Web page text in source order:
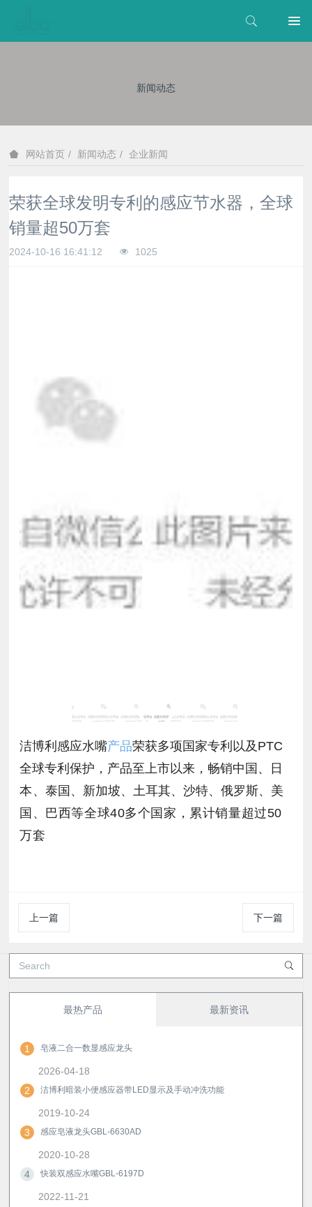
新闻动态
网站首页 新闻动态 企业新闻
荣获全球发明专利的感应节水器，全球
销量超50万套
2024-10-16 16:41:12 1025
洁博利感应水嘴产品荣获多项国家专利以及PTC
全球专利保护，产品至上市以来，畅销中国、
日
本 、泰国、新加坡、土耳其、沙特、俄罗斯、 美
国、巴西等全球40多个国家，累计销量超过50
万套
上一篇 下一篇
最热产品 最新资讯
1 皂液二合一数显感应龙头
2026-04-18
2
洁博利暗装小便感应器带LED显示及手动冲洗功能
2019-10-24
3
感应皂液龙头GBL-6630AD
2020-10-28
4
快装双感应水嘴GBL-6197D
2022-11-21